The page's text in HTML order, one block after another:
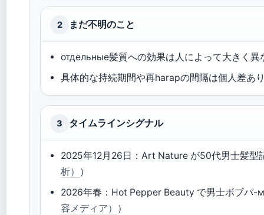
2 まだ不明のこと
отдельные髪質への効果は人によって大きく異
具体的な持続期間や再harapの間隔は個人差あ
3 タイムラインシグナル
2025年12月26日：Art Nature が50代男士髪型
析） ）
2026年春：Hot Pepper Beauty で男士ボブパ
容メディア） ）